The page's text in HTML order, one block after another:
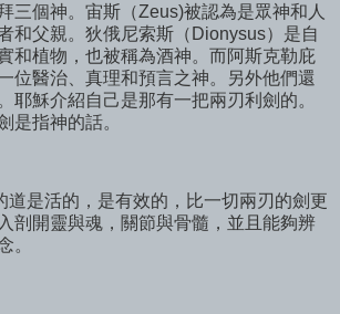
三個神。宙斯（Zeus)被認為是眾神和人
和父親。狄俄尼索斯（Dionysus）是自
和植物，也被稱為酒神。而阿斯克勒庇
位醫治、真理和預言之神。另外他們還
耶穌介紹自己是那有一把兩刃利劍的。
是指神的話。
道是活的，是有效的，比一切兩刃的劍更
剖開靈與魂，關節與骨髓，並且能夠辨
。